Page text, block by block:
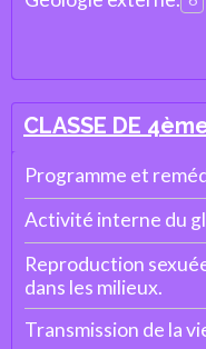
CLASSE DE
Programme et
Activité interne du
Reproduction
dans les milieux.
Transmission de la